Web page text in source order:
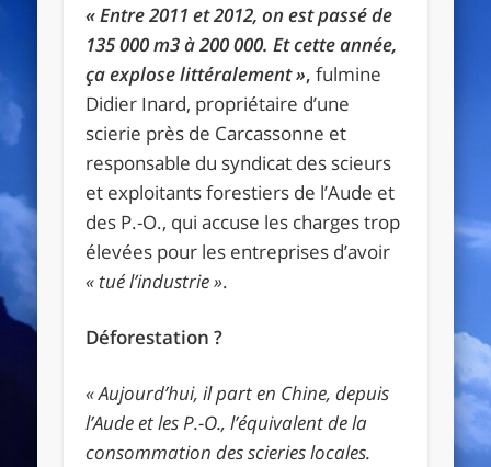
« Entre 2011 et 2012, on est passé de
135 000 m3 à 200 000. Et cetteannée,
ça explose littéralement », fulmine
Didier Inard, propriétaire d’une
scierie près de Carcassonne et
responsable du syndicat des scieurs
et exploitants forestiers de l’Aude et
des P.-O., qui accuse les charges trop
élevées pour les entreprises d’avoir
« tué l’industrie ».
Déforestation ?
« Aujourd’hui, il part en Chine, depuis
l’Aude et les P.-O., l’équivalent de la
consommation des scieries locales.